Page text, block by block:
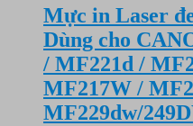
Mực in Laser
Dùng cho
/ MF221d /
MF217W /
MF229dw/